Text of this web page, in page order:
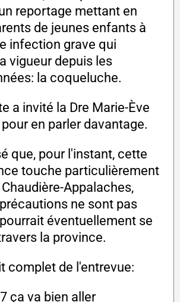
reportage mettant en
de jeunes enfants à
infection grave qui
vigueur depuis les
la coqueluche.
a invité la Dre Marie-Ève
en parler davantage.
que, pour l'instant, cette
touche particulièrement
Chaudière-Appalaches,
ne sont pas
éventuellement se
la province.
complet de l'entrevue:
ça va bien aller